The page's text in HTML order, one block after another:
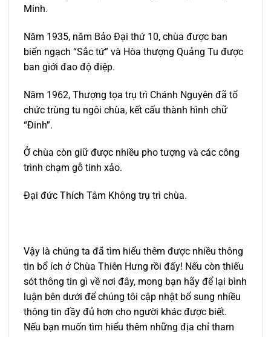
Minh.
Năm 1935, năm Bảo Đại thứ 10, chùa được ban
biển ngạch “Sắc tứ” và Hòa thượng Quảng Tu được
ban giới đao độ điệp.
Năm 1962, Thượng tọa trụ trì Chánh Nguyên đã tổ
chức trùng tu ngôi chùa, kết cấu thành hình chữ
“Đinh”.
Ở chùa còn giữ được nhiều pho tượng và các công
trình chạm gỗ tinh xảo.
Đại đức Thích Tâm Không trụ trì chùa.
Vậy là chúng ta đã tìm hiểu thêm được nhiều thông
tin bổ ích ở Chùa Thiên Hưng rồi đấy! Nếu còn thiếu
sót thông tin gì về nơi đây, mong bạn hãy để lại bình
luận bên dưới để chúng tôi cập nhật bổ sung nhiều
thông tin đầy đủ hơn cho người khác được biết.
Nếu bạn muốn tìm hiểu thêm những địa chỉ tham